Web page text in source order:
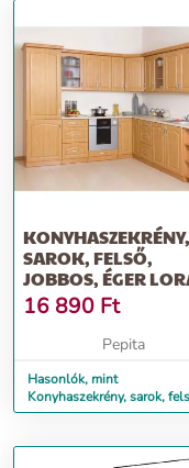
KONYHASZEKRÉNY,
SAROK, FELSŐ,
JOBBOS, ÉGER
MDF NEW W30N
16 890 Ft
Pepita
Hasonlók, mint
Konyhaszekrény, sarok,
jobbos, éger LORA Mdf